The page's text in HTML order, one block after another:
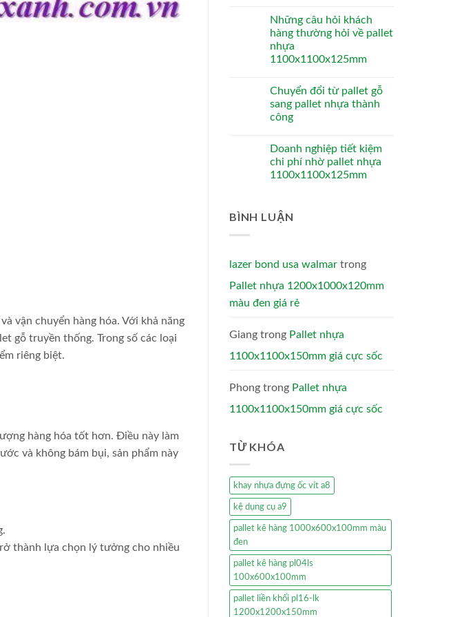
vận chuyển hàng hóa. Với khả năng
gỗ truyền thống. Trong số các loại
riêng biệt.
hàng hóa tốt hơn. Điều này làm
và không bám bụi, sản phẩm này
thành lựa chọn lý tưởng cho nhiều
Những câu hỏi khách
hàng thường hỏi về pallet
nhựa
1100x1100x125mm
Chuyển đổi từ pallet gỗ
sang pallet nhựa thành
công
Doanh nghiệp tiết kiệm
chi phí nhờ pallet nhựa
1100x1100x125mm
BÌNH LUẬN
lazer bond usa walmar trong
Pallet nhựa 1200x1000x120mm
màu đen giá rẻ
Giang trong Pallet nhựa
1100x1100x150mm giá cực sốc
Phong trong Pallet nhựa
1100x1100x150mm giá cực sốc
TỪ KHÓA
khay nhựa đựng ốc vít a8
kệ dụng cụ a9
pallet kê hàng 1000x600x100mm màu
đen
pallet kê hàng pl04ls
100x600x100mm
pallet liền khối pl16-lk
1200x1200x150mm